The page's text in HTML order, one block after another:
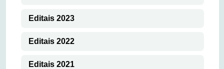
Editais 2023
Editais 2022
Editais 2021